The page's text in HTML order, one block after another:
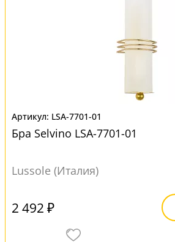
LSA-7701-01
Бра Selvino LSA-7701-01
Lussole (Италия)
2 492 ₽